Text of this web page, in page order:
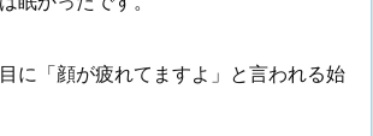
に「顔が疲れてますよ」と言われる始